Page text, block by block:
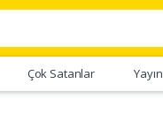
Çok Satanlar